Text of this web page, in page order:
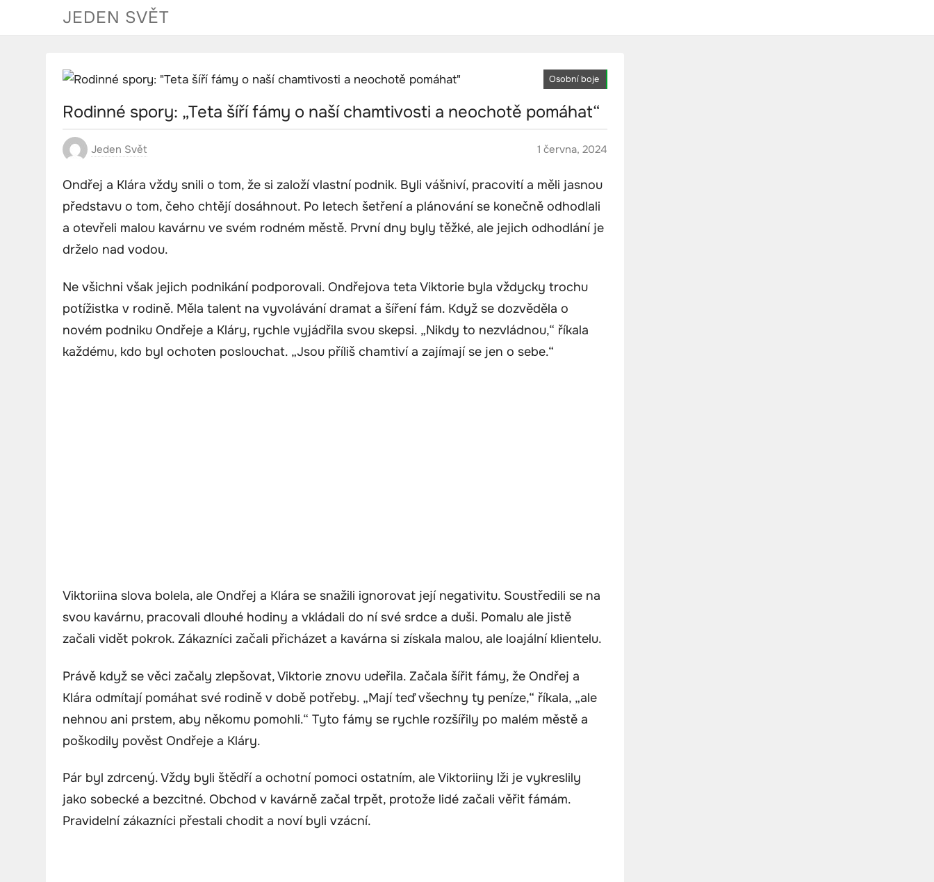
JEDEN SVĚT
Osobní boje
Rodinné spory: „Teta šíří fámy o naší chamtivosti a neochotě pomáhat“
Jeden Svět 1 června, 2024
Ondřej a Klára vždy snili o tom, že si založí vlastní podnik. Byli vášniví, pracovití a měli jasnou
představu o tom, čeho chtějí dosáhnout. Po letech šetření a plánování se konečně odhodlali
a otevřeli malou kavárnu ve svém rodném městě. První dny byly těžké, ale jejich odhodlání je
drželo nad vodou.
Ne všichni však jejich podnikání podporovali. Ondřejova teta Viktorie byla vždycky trochu
potížistka v rodině. Měla talent na vyvolávání dramat a šíření fám. Když se dozvěděla o
novém podniku Ondřeje a Kláry, rychle vyjádřila svou skepsi. „Nikdy to nezvládnou,“ říkala
každému, kdo byl ochoten poslouchat. „Jsou příliš chamtiví a zajímají se jen o sebe.“
Viktoriina slova bolela, ale Ondřej a Klára se snažili ignorovat její negativitu. Soustředili se na
svou kavárnu, pracovali dlouhé hodiny a vkládali do ní své srdce a duši. Pomalu ale jistě
začali vidět pokrok. Zákazníci začali přicházet a kavárna si získala malou, ale loajální klientelu.
Právě když se věci začaly zlepšovat, Viktorie znovu udeřila. Začala šířit fámy, že Ondřej a
Klára odmítají pomáhat své rodině v době potřeby. „Mají teď všechny ty peníze,“ říkala, „ale
nehnou ani prstem, aby někomu pomohli.“ Tyto fámy se rychle rozšířily po malém městě a
poškodily pověst Ondřeje a Kláry.
Pár byl zdrcený. Vždy byli štědří a ochotní pomoci ostatním, ale Viktoriiny lži je vykreslily
jako sobecké a bezcitné. Obchod v kavárně začal trpět, protože lidé začali věřit fámám.
Pravidelní zákazníci přestali chodit a noví byli vzácní.